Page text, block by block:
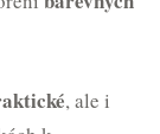
, ale i